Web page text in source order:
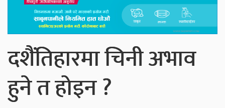
दशैंतिहारमा चिनी अभाव
हुने त होइन ?